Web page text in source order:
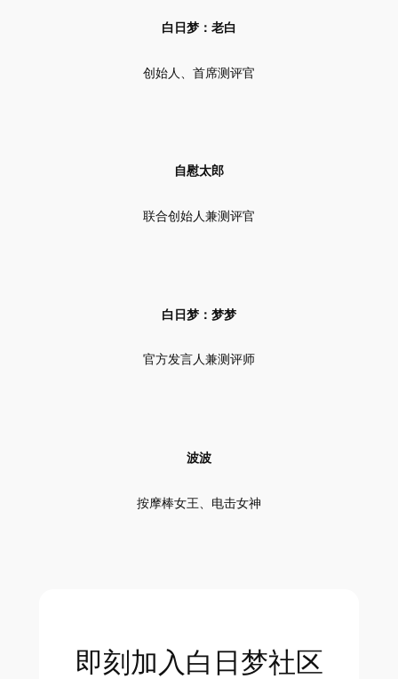
白日梦：老白
创始人、首席测评官
自慰太郎
联合创始人兼测评官
白日梦：梦梦
官方发言人兼测评师
波波
按摩棒女王、电击女神
即刻加入白日梦社区